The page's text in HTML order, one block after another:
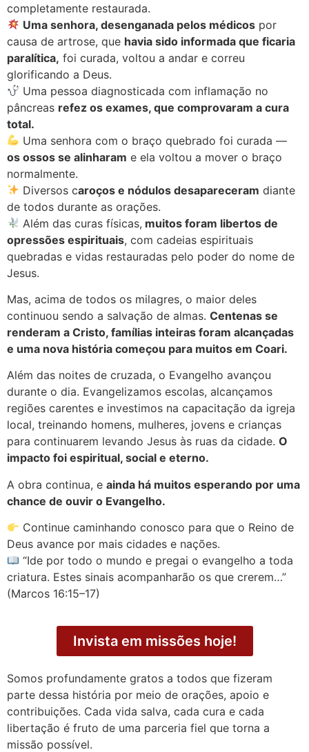
completamente restaurada.
Uma senhora, desenganada pelos médicos por
causa de artrose, que havia sido informada que ficaria
paralítica, foi curada, voltou a andar e correu
glorificando a Deus.
Uma pessoa diagnosticada com inflamação no
pâncreas refez os exames, que comprovaram a cura
total.
Uma senhora com o braço quebrado foi curada —
os ossos se alinharam e ela voltou a mover o braço
normalmente.
Diversos caroços e nódulos desapareceram diante
de todos durante as orações.
Além das curas físicas, muitos foram libertos de
opressões espirituais, com cadeias espirituais
quebradas e vidas restauradas pelo poder do nome de
Jesus.
Mas, acima de todos os milagres, o maior deles
continuou sendo a salvação de almas. Centenas se
renderam a Cristo, famílias inteiras foram alcançadas
e uma nova história começou para muitos em Coari.
Além das noites de cruzada, o Evangelho avançou
durante o dia. Evangelizamos escolas, alcançamos
regiões carentes e investimos na capacitação da igreja
local, treinando homens, mulheres, jovens e crianças
para continuarem levando Jesus às ruas da cidade. O
impacto foi espiritual, social e eterno.
A obra continua, e ainda há muitos esperando por uma
chance de ouvir o Evangelho.
Continue caminhando conosco para que o Reino de
Deus avance por mais cidades e nações.
“Ide por todo o mundo e pregai o evangelho a toda
criatura. Estes sinais acompanharão os que crerem…”
(Marcos 16:15–17)
Invista em missões hoje!
Somos profundamente gratos a todos que fizeram
parte dessa história por meio de orações, apoio e
contribuições. Cada vida salva, cada cura e cada
libertação é fruto de uma parceria fiel que torna a
missão possível.